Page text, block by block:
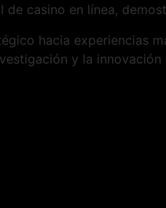
de casino en línea,
hacia experiencias
y la